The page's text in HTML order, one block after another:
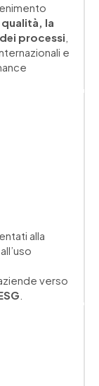
qualità, la
processi
e
alla
, all’uso
verso